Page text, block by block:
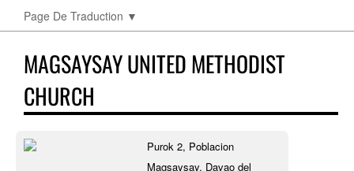
Page De Traduction ▼
MAGSAYSAY UNITED METHODIST
CHURCH
Purok 2, Poblacion
Magsaysay, Davao del